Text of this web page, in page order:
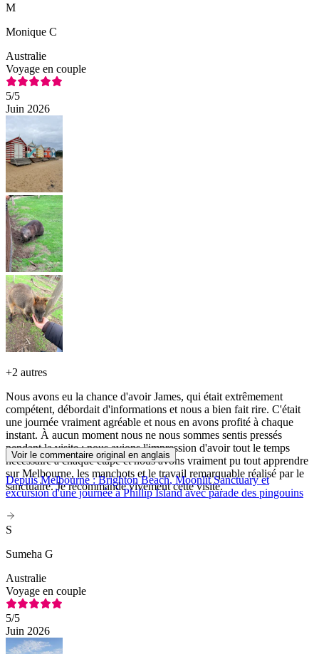
M
Monique C
Australie
Voyage en couple
5/5
Juin 2026
+2 autres
Nous avons eu la chance d'avoir James, qui était extrêmement
compétent, débordait d'informations et nous a bien fait rire. C'était
une journée vraiment agréable et nous en avons profité à chaque
instant. À aucun moment nous ne nous sommes sentis pressés
pendant la visite ; nous avions l'impression d'avoir tout le temps
nécessaire à chaque étape et nous avons vraiment pu tout apprendre
sur Melbourne, les manchots et le travail remarquable réalisé par le
sanctuaire. Je recommande vivement cette visite.
Voir le commentaire original en anglais
Depuis Melbourne : Brighton Beach, Moonlit Sanctuary et
excursion d'une journée à Phillip Island avec parade des pingouins
S
Sumeha G
Australie
Voyage en couple
5/5
Juin 2026